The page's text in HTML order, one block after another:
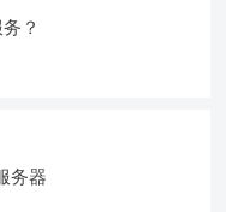
？
务器